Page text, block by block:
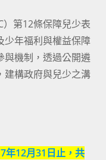
）第12條保障兒少表
少年福利與權益保障
與機制，透過公開遴
建構政府與兒少之溝
年12月31日止，共